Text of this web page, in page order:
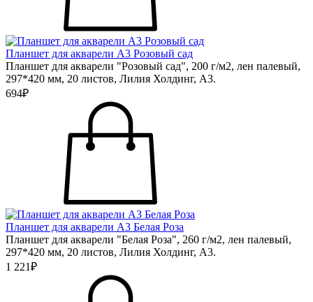
Планшет для акварели А3 Розовый сад
Планшет для акварели "Розовый сад", 200 г/м2, лен палевый,
297*420 мм, 20 листов, Лилия Холдинг, А3.
694₽
Планшет для акварели А3 Белая Роза
Планшет для акварели "Белая Роза", 260 г/м2, лен палевый,
297*420 мм, 20 листов, Лилия Холдинг, А3.
1 221₽